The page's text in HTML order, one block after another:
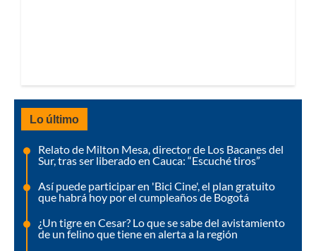
Lo último
Relato de Milton Mesa, director de Los Bacanes del
Sur, tras ser liberado en Cauca: “Escuché tiros”
Así puede participar en 'Bici Cine', el plan gratuito
que habrá hoy por el cumpleaños de Bogotá
¿Un tigre en Cesar? Lo que se sabe del avistamiento
de un felino que tiene en alerta a la región